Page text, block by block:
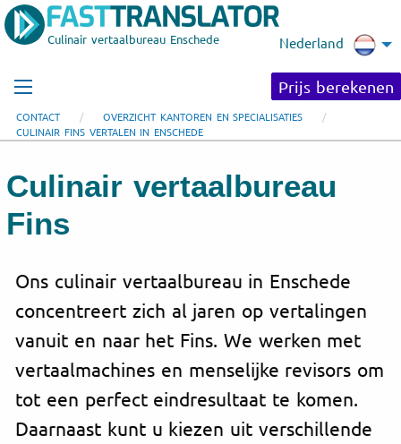
Culinair vertaalbureau Enschede Nederland
Prijs berekenen
CONTACT
OVERZICHT KANTOREN EN SPECIALISATIES
CULINAIR FINS VERTALEN IN ENSCHEDE
Culinair vertaalbureau
Fins
Ons culinair vertaalbureau in Enschede
concentreert zich al jaren op vertalingen
vanuit en naar het Fins. We werken met
vertaalmachines en menselijke revisors om
tot een perfect eindresultaat te komen.
Daarnaast kunt u kiezen uit verschillende